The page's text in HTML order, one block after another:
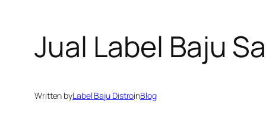
Jual Label Baju
Written byLabel Baju DistroinBlog